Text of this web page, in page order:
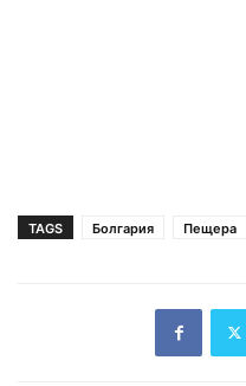
TAGS Болгария Пещера